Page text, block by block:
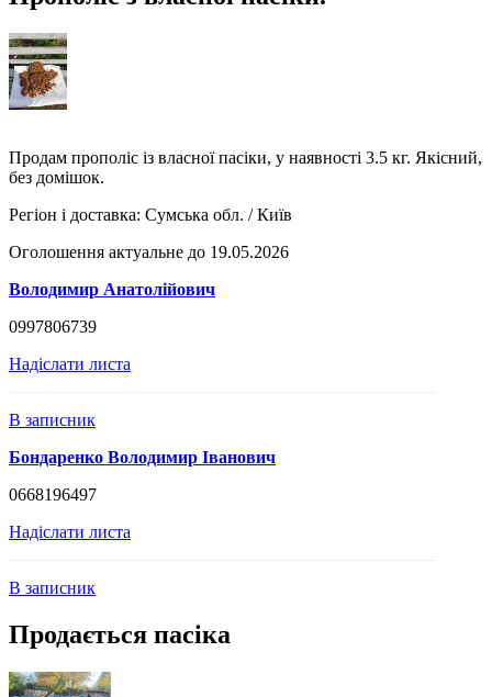
Продам прополіс із власної пасіки, у наявності 3.5 кг. Якісний,
без домішок.
Регіон і доставка: Сумська обл. / Київ
Оголошення актуальне до 19.05.2026
Володимир Анатолійович
0997806739
Надіслати листа
В записник
Бондаренко Володимир Іванович
0668196497
Надіслати листа
В записник
Продається пасіка